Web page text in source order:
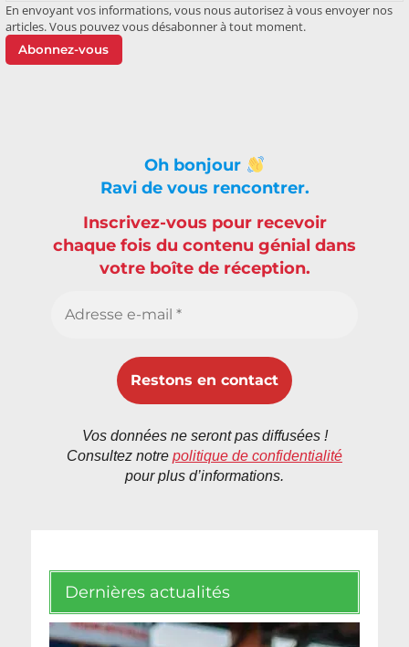
En envoyant vos informations, vous nous autorisez à vous envoyer nos
articles. Vous pouvez vous désabonner à tout moment.
Abonnez-vous
Oh bonjour
Ravi de vous rencontrer.
Inscrivez-vous pour recevoir
chaque fois du contenu génial dans
votre boîte de réception.
Vos données ne seront pas diffusées !
Consultez notre politique de confidentialité
pour plus d’informations.
Dernières actualités